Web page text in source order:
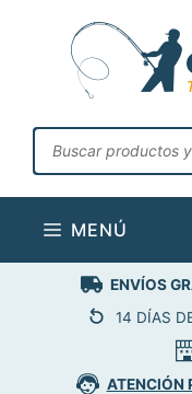
contenido
Búsqueda
de
productos
MENÚ
ENVÍOS
14 DÍAS
ATENCIÓN